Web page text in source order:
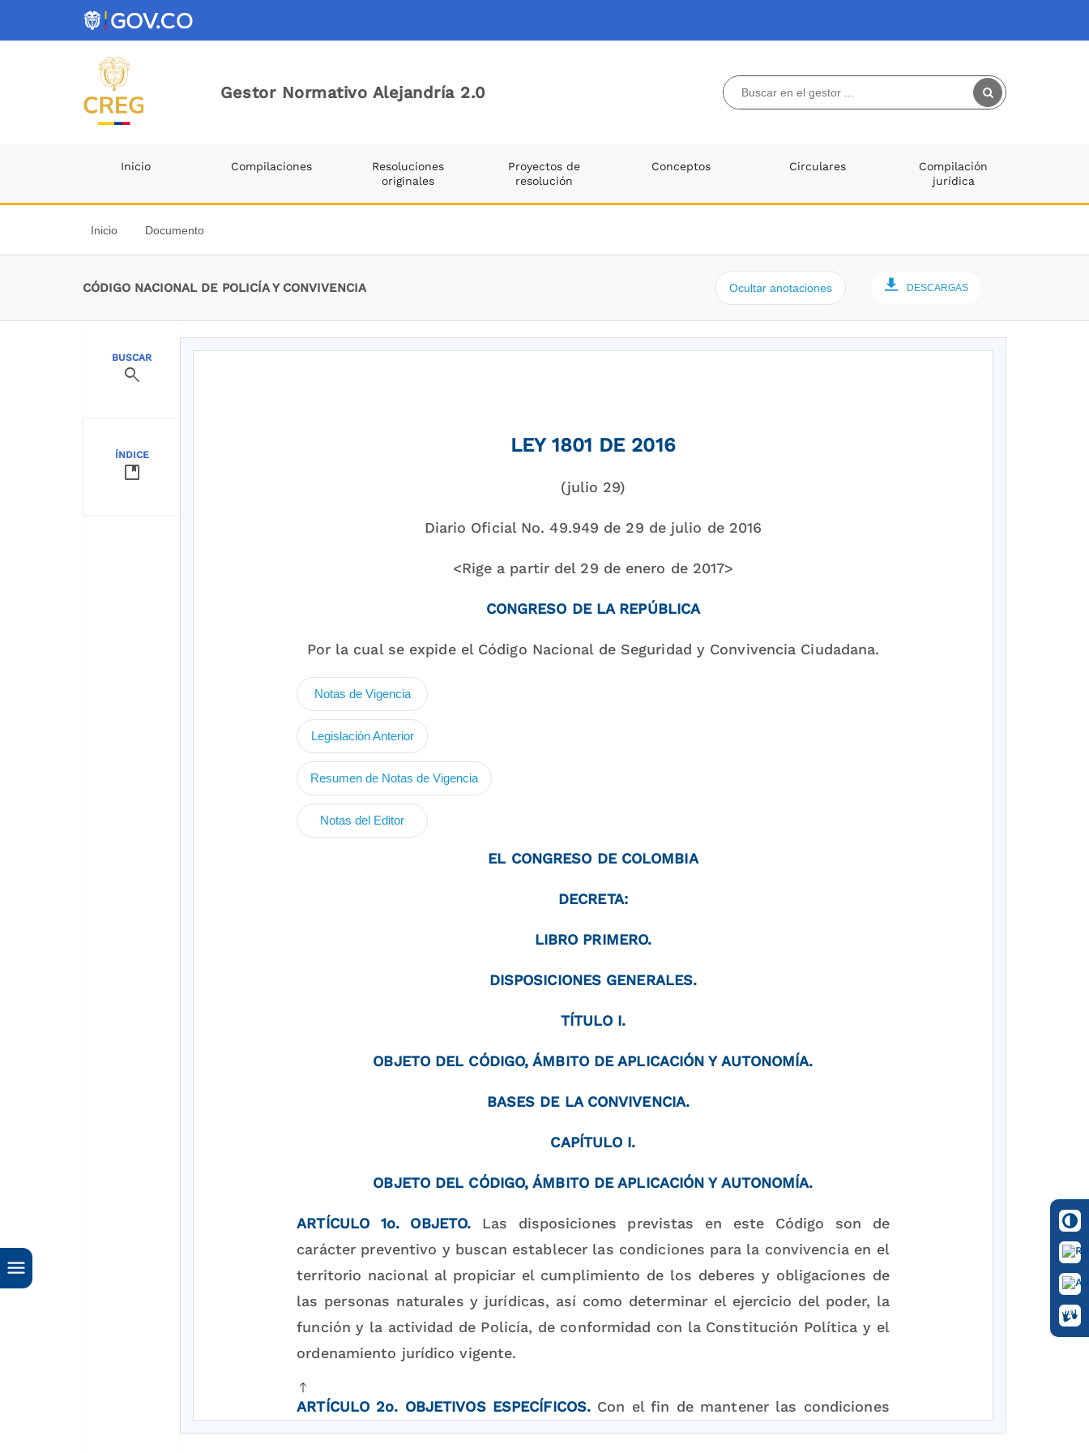
Gestor Normativo Alejandría 2.0
Inicio Compilaciones
Resoluciones
originales
Proyectos de
resolución
Conceptos Circulares
Compilación
jurídica
Inicio Documento
CÓDIGO NACIONAL DE POLICÍA Y CONVIVENCIA Ocultar anotaciones DESCARGAS
BUSCAR
search
ÍNDICE
developer_guide
LEY 1801 DE 2016
(julio 29)
Diario Oficial No. 49.949 de 29 de julio de 2016
<Rige a partir del 29 de enero de 2017>
CONGRESO DE LA REPÚBLICA
Por la cual se expide el Código Nacional de Seguridad y Convivencia Ciudadana.
Notas de Vigencia
Legislación Anterior
Resumen de Notas de Vigencia
Notas del Editor
EL CONGRESO DE COLOMBIA
DECRETA:
LIBRO PRIMERO.
DISPOSICIONES GENERALES.
TÍTULO I.
OBJETO DEL CÓDIGO, ÁMBITO DE APLICACIÓN Y AUTONOMÍA.
BASES DE LA CONVIVENCIA.
CAPÍTULO I.
OBJETO DEL CÓDIGO, ÁMBITO DE APLICACIÓN Y AUTONOMÍA.
ARTÍCULO 1o. OBJETO. Las disposiciones previstas en este Código son de
carácter preventivo y buscan establecer las condiciones para la convivencia en el
territorio nacional al propiciar el cumplimiento de los deberes y obligaciones de
las personas naturales y jurídicas, así como determinar el ejercicio del poder, la
función y la actividad de Policía, de conformidad con la Constitución Política y el
ordenamiento jurídico vigente.
ARTÍCULO 2o. OBJETIVOS ESPECÍFICOS. Con el fin de mantener las condiciones
necesarias para la convivencia en el territorio nacional, los objetivos específicos